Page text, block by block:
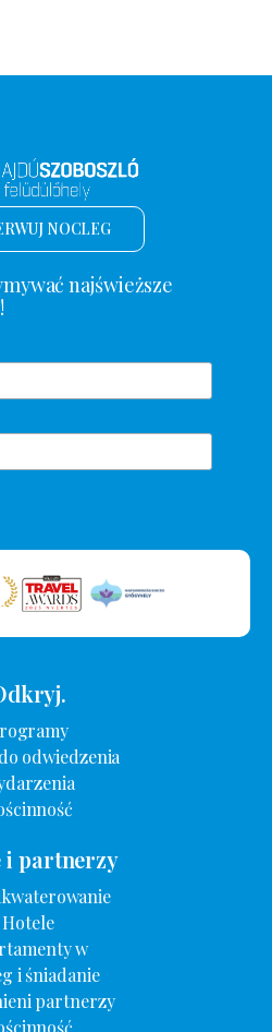
ZAKWATEROWANIA
NOCLEG
najświeższe
odwiedzenia
i partnerzy
Hotele
w
i śniadanie
partnerzy